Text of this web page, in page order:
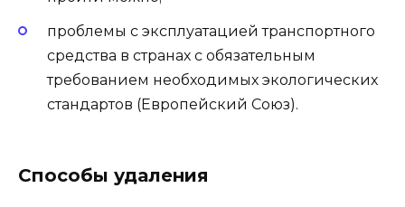
проблемы с эксплуатацией транспортного
средства в странах с обязательным
требованием необходимых экологических
стандартов (Европейский Союз).
Способы удаления